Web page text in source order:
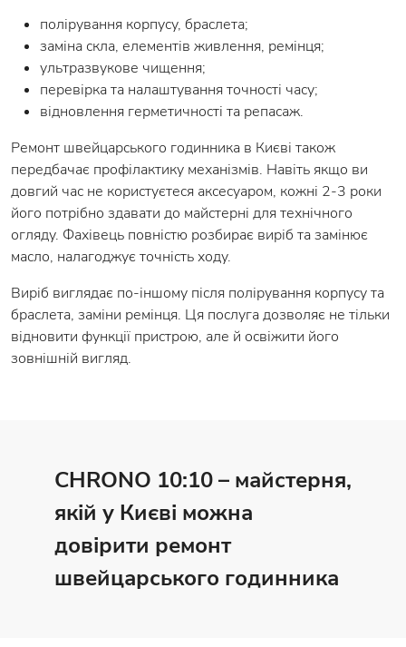
полірування корпусу, браслета;
заміна скла, елементів живлення, ремінця;
ультразвукове чищення;
перевірка та налаштування точності часу;
відновлення герметичності та репасаж.
Ремонт швейцарського годинника в Києві також
передбачає профілактику механізмів. Навіть якщо ви
довгий час не користуєтеся аксесуаром, кожні 2-3 роки
його потрібно здавати до майстерні для технічного
огляду. Фахівець повністю розбирає виріб та замінює
масло, налагоджує точність ходу.
Виріб виглядає по-іншому після полірування корпусу та
браслета, заміни ремінця. Ця послуга дозволяє не тільки
відновити функції пристрою, але й освіжити його
зовнішній вигляд.
CHRONO 10:10 – майстерня,
якій у Києві можна
довірити ремонт
швейцарського годинника